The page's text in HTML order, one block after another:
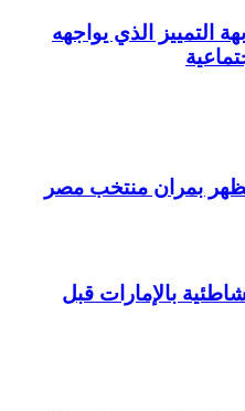
التمييز الذي يواجهه
بمران منتخب مصر
بالإمارات قبل